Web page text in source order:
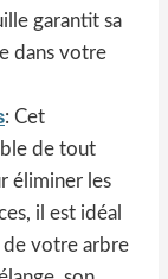
garantit sa
dans votre
: Cet
de tout
éliminer les
il est idéal
votre arbre